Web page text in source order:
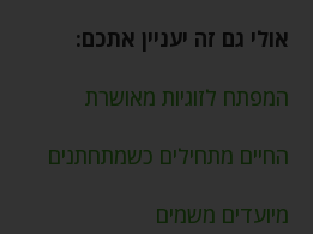
אולי גם זה יעניין אתכם:
המפתח לזוגיות מאושרת
החיים מתחילים כשמתחתנים
מיועדים משמים